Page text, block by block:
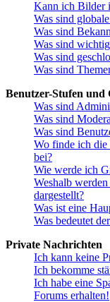
Kann ich Bilder
Was sind
Was sind
Was sind
Was sind
Was sind
Benutzer-Stufen und
Was sind
Was sind
Was sind
Wo finde ich die
bei?
Wie werde ich
Weshalb
dargestellt?
Was ist eine
Was bedeutet
Private Nachrichten
Ich kann keine
Ich bekomme
Ich habe eine
Forums erhalten!